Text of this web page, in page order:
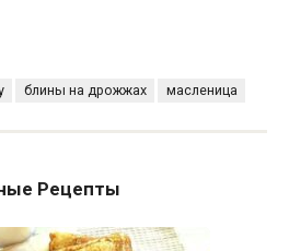
блины на дрожжах масленица
Рецепты